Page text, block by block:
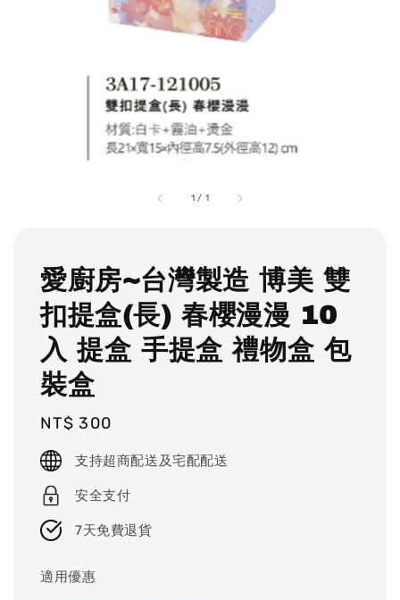
1 / 1
愛廚房~台灣製造 博美 雙
扣提盒(長) 春櫻漫漫 10
入 提盒 手提盒 禮物盒 包
裝盒
Regular
price
NT$ 300
支持超商配送及宅配配送
安全支付
7天免費退貨
適用優惠